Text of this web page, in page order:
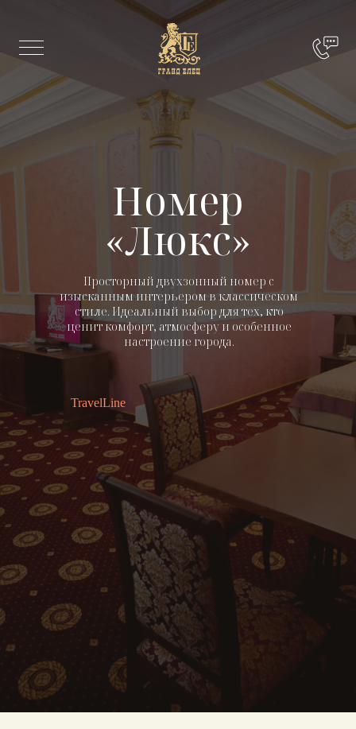
Номер
«Люкс»
Просторный двухзонный номер с
изысканным интерьером в классическом
стиле. Идеальный выбор для тех, кто
ценит комфорт, атмосферу и особенное
настроение города.
TravelLine